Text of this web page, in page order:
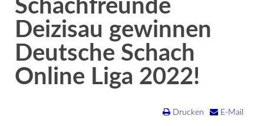
Schachfreunde
Deizisau gewinnen
Deutsche Schach
Online Liga 2022!
Drucken E-Mail